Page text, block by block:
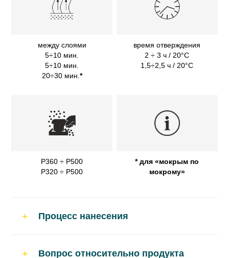
между слоями
5÷10 мин.
5÷10 мин.
20÷30 мин. *
время отверждения
2 ÷ 3 ч / 20°C
1,5÷2,5 ч / 20°C
P360 ÷ P500
P320 ÷ P500
* для «мокрым по
мокрому»
Процесс нанесения
Вопрос относительно продукта